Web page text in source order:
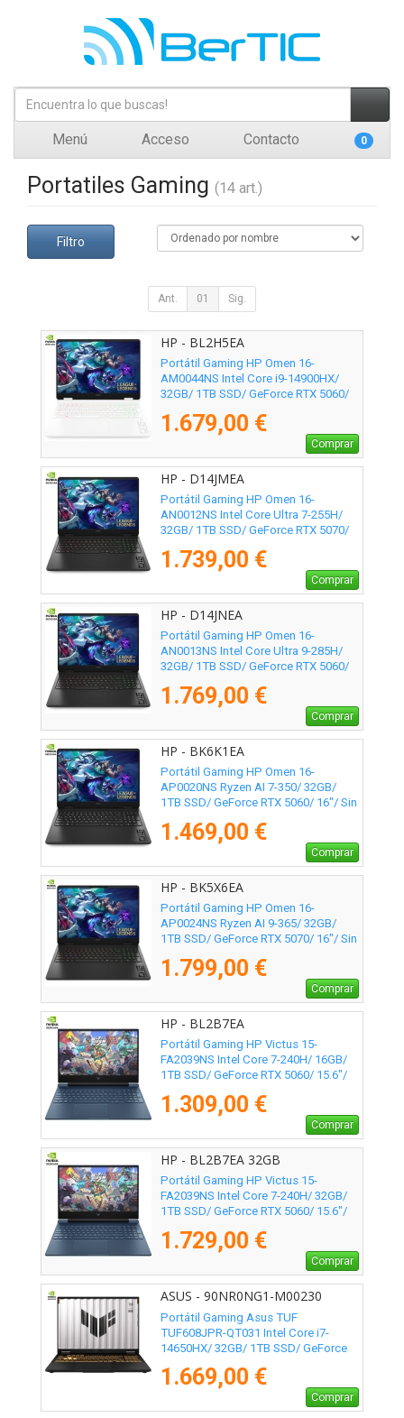
Menú Acceso Contacto 0
Portatiles Gaming (14 art.)
Filtro
Ant. 01 Sig.
HP - BL2H5EA
Portátil Gaming HP Omen 16-
AM0044NS Intel Core i9-14900HX/
32GB/ 1TB SSD/ GeForce RTX 5060/
1.679,00 €
Comprar
HP - D14JMEA
Portátil Gaming HP Omen 16-
AN0012NS Intel Core Ultra 7-255H/
32GB/ 1TB SSD/ GeForce RTX 5070/
1.739,00 €
Comprar
HP - D14JNEA
Portátil Gaming HP Omen 16-
AN0013NS Intel Core Ultra 9-285H/
32GB/ 1TB SSD/ GeForce RTX 5060/
1.769,00 €
Comprar
HP - BK6K1EA
Portátil Gaming HP Omen 16-
AP0020NS Ryzen AI 7-350/ 32GB/
1TB SSD/ GeForce RTX 5060/ 16"/ Sin
1.469,00 €
Comprar
HP - BK5X6EA
Portátil Gaming HP Omen 16-
AP0024NS Ryzen AI 9-365/ 32GB/
1TB SSD/ GeForce RTX 5070/ 16"/ Sin
1.799,00 €
Comprar
HP - BL2B7EA
Portátil Gaming HP Victus 15-
FA2039NS Intel Core 7-240H/ 16GB/
1TB SSD/ GeForce RTX 5060/ 15.6"/
1.309,00 €
Comprar
HP - BL2B7EA 32GB
Portátil Gaming HP Victus 15-
FA2039NS Intel Core 7-240H/ 32GB/
1TB SSD/ GeForce RTX 5060/ 15.6"/
1.729,00 €
Comprar
ASUS - 90NR0NG1-M00230
Portátil Gaming Asus TUF
TUF608JPR-QT031 Intel Core i7-
14650HX/ 32GB/ 1TB SSD/ GeForce
1.669,00 €
Comprar